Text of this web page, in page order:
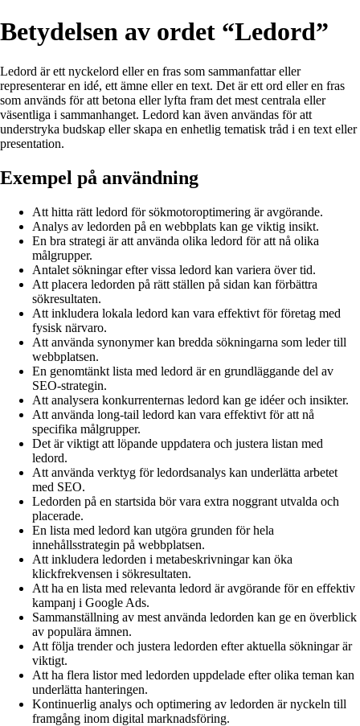
Betydelsen av ordet “Ledord”
Ledord är ett nyckelord eller en fras som sammanfattar eller
representerar en idé, ett ämne eller en text. Det är ett ord eller en fras
som används för att betona eller lyfta fram det mest centrala eller
väsentliga i sammanhanget. Ledord kan även användas för att
understryka budskap eller skapa en enhetlig tematisk tråd i en text eller
presentation.
Exempel på användning
Att hitta rätt ledord för sökmotoroptimering är avgörande.
Analys av ledorden på en webbplats kan ge viktig insikt.
En bra strategi är att använda olika ledord för att nå olika
målgrupper.
Antalet sökningar efter vissa ledord kan variera över tid.
Att placera ledorden på rätt ställen på sidan kan förbättra
sökresultaten.
Att inkludera lokala ledord kan vara effektivt för företag med
fysisk närvaro.
Att använda synonymer kan bredda sökningarna som leder till
webbplatsen.
En genomtänkt lista med ledord är en grundläggande del av
SEO-strategin.
Att analysera konkurrenternas ledord kan ge idéer och insikter.
Att använda long-tail ledord kan vara effektivt för att nå
specifika målgrupper.
Det är viktigt att löpande uppdatera och justera listan med
ledord.
Att använda verktyg för ledordsanalys kan underlätta arbetet
med SEO.
Ledorden på en startsida bör vara extra noggrant utvalda och
placerade.
En lista med ledord kan utgöra grunden för hela
innehållsstrategin på webbplatsen.
Att inkludera ledorden i metabeskrivningar kan öka
klickfrekvensen i sökresultaten.
Att ha en lista med relevanta ledord är avgörande för en effektiv
kampanj i Google Ads.
Sammanställning av mest använda ledorden kan ge en överblick
av populära ämnen.
Att följa trender och justera ledorden efter aktuella sökningar är
viktigt.
Att ha flera listor med ledorden uppdelade efter olika teman kan
underlätta hanteringen.
Kontinuerlig analys och optimering av ledorden är nyckeln till
framgång inom digital marknadsföring.